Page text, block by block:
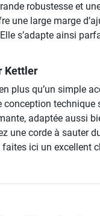
robustesse et
une large marge
s’adapte ainsi
Kettler
plus qu’un simple
technique
adaptée aussi
une corde à sauter
ici un excellent